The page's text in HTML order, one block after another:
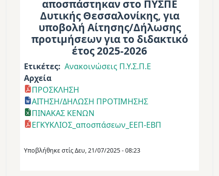
αποσπάστηκαν στο ΠΥΣΠΕ
Δυτικής Θεσσαλονίκης, για
υποβολή Αίτησης/Δήλωσης
προτιμήσεων για το διδακτικό
έτος 2025-2026
Ετικέτες Ανακοινώσεις Π.Υ.Σ.Π.Ε
Αρχεία
ΠΡΟΣΚΛΗΣΗ
ΑΙΤΗΣΗ/ΔΗΛΩΣΗ ΠΡΟΤΙΜΗΣΗΣ
ΠΙΝΑΚΑΣ ΚΕΝΩΝ
ΕΓΚΥΚΛΙΟΣ_αποσπάσεων_ΕΕΠ-ΕΒΠ
Υποβλήθηκε στίςΔευ, 21/07/2025 - 08:23